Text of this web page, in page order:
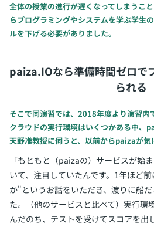
全体の授業の進行が遅くなってしまうこ
らプログラミングやシステムを学ぶ学生
ルを下げる必要がありました。
paiza.IOなら準備時間ゼロで
られる
そこで同演習では、2018年度より演習内
クラウドの実行環境はいくつかある中、
天野准教授に伺うと、以前からpaizaが気
「もともと（paizaの）サービスが始
いて、注目していたんです。1年ほど
か"というお話をいただき、渡りに船
た。（他のサービスと比べて）実行環
んだのち、テストを受けてスコアを出